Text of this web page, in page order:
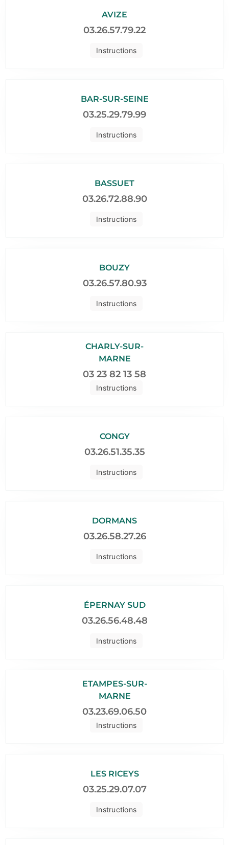
Instructions
AVIZE
03.26.57.79.22
Instructions
BAR-SUR-SEINE
03.25.29.79.99
Instructions
BASSUET
03.26.72.88.90
Instructions
BOUZY
03.26.57.80.93
Instructions
CHARLY-SUR-
MARNE
03 23 82 13 58
Instructions
CONGY
03.26.51.35.35
Instructions
DORMANS
03.26.58.27.26
Instructions
ÉPERNAY SUD
03.26.56.48.48
Instructions
ETAMPES-SUR-
MARNE
03.23.69.06.50
Instructions
LES RICEYS
03.25.29.07.07